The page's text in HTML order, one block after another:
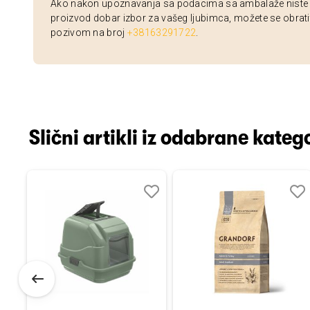
Ako nakon upoznavanja sa podacima sa ambalaže niste
proizvod dobar izbor za vašeg ljubimca, možete se
pozivom na broj +38163291722
Slični artikli iz odabrane